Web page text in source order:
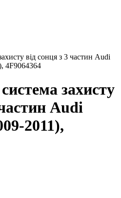
від сонця з 3 частин Audi
4F9064364
захисту
Audi
2011),